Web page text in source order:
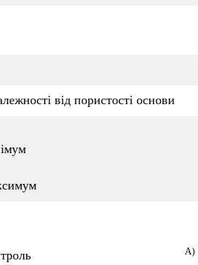
від пористості основи
A)